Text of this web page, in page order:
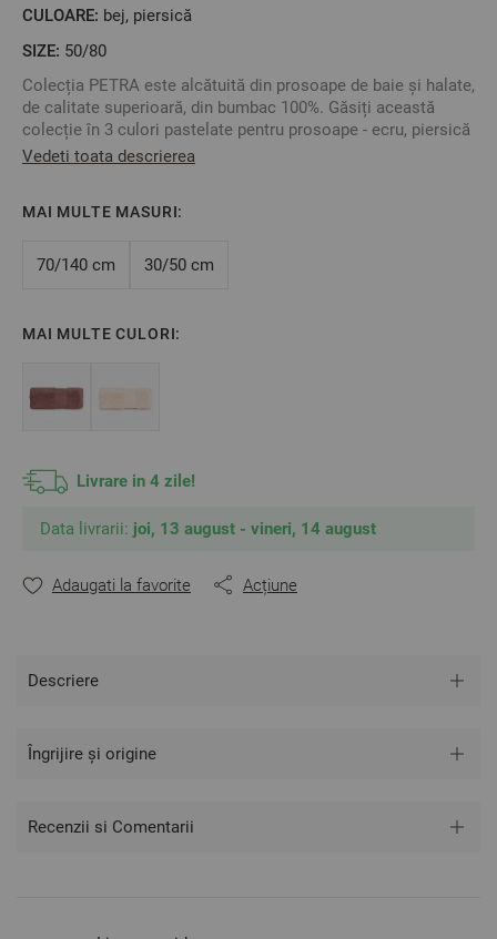
CULOARE: bej, piersică
SIZE: 50/80
Colecția PETRA este alcătuită din prosoape de baie și halate,
de calitate superioară, din bumbac 100%. Găsiți această
colecție în 3 culori pastelate pentru prosoape - ecru, piersică
și bordeaux - și în 2 culori pentru halatele de baie - piersică și
Prosoapele sunt în trei mărimi diferite iar haletele în două
dumneavoastră.
baia dumneavoastră.
Material:
Culoare: Piersică
** Fotografiile sunt orientative. Poate varia ușor culoarea
Vedeti toata descrierea
MAI MULTE MASURI:
70/140 cm 30/50 cm
MAI MULTE CULORI:
Livrare in 4 zile!
Data livrarii: joi, 13 august - vineri, 14 august
Adaugati la favorite Acțiune
Descriere
Îngrijire și origine
Recenzii si Comentarii